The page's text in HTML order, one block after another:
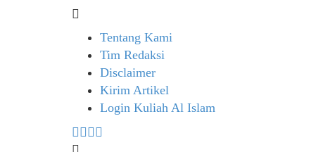
Tentang Kami
Tim Redaksi
Disclaimer
Kirim Artikel
Login Kuliah Al Islam